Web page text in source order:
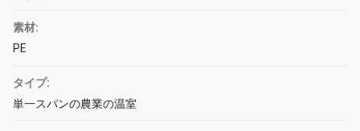
素材:
PE
タイプ:
単一スパンの農業の温室